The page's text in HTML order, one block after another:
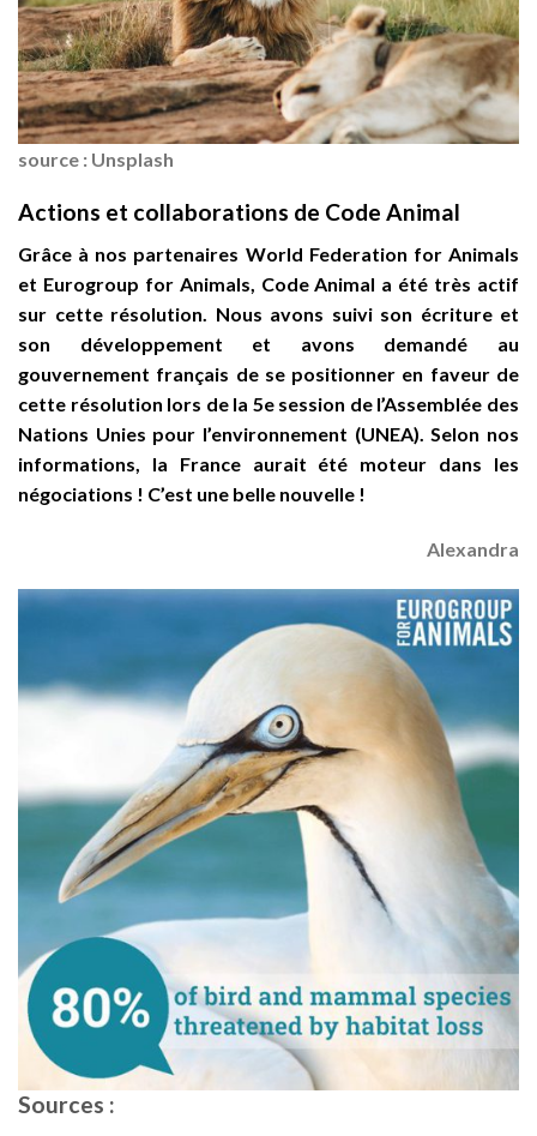
source : Unsplash
Actions et collaborations de Code Animal
Grâce à nos partenaires World Federation for Animals
et Eurogroup for Animals, Code Animal a été très actif
sur cette résolution. Nous avons suivi son écriture et
son développement et avons demandé au
gouvernement français de se positionner en faveur de
cette résolution lors de la 5e session de l’Assemblée des
Nations Unies pour l’environnement (UNEA). Selon nos
informations, la France aurait été moteur dans les
négociations ! C’est une belle nouvelle !
Alexandra
Sources :